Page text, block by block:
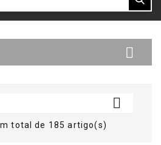


total de 185 artigo(s)